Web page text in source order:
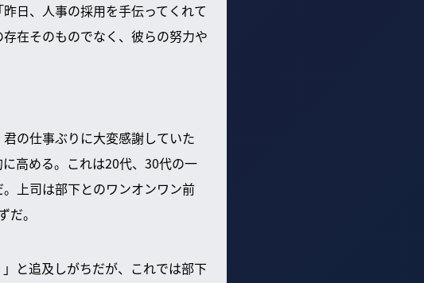
日、人事の採用を手伝ってくれて
在そのものでなく、彼らの努力や
の仕事ぶりに大変感謝していた
高める。これは20代、30代の一
上司は部下とのワンオンワン前
。
と追及しがちだが、これでは部下